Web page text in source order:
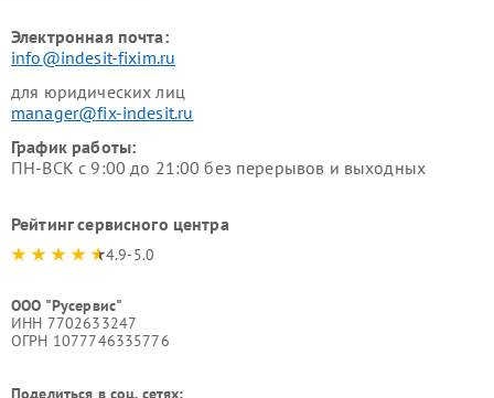
Электронная почта:
info@indesit-fixim.ru
для юридических лиц
manager@fix-indesit.ru
График работы:
ПН-ВСК с 9:00 до 21:00 без перерывов и выходных
Рейтинг сервисного центра
4.9-5.0
ООО "Русервис"
ИНН 7702633247
ОГРН 1077746335776
Поделиться в соц. сетях: